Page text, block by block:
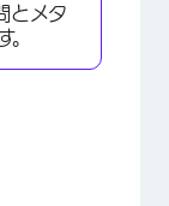
とメタ
。